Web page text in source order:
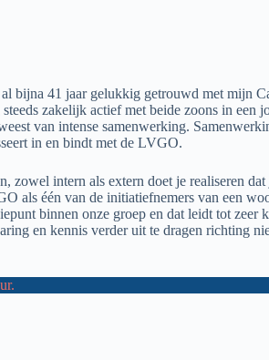
bijna 41 jaar gelukkig getrouwd met mijn
zakelijk actief met beide zoons in
van intense samenwerking.
in en bindt met de LVGO.
zowel intern als extern doet je realiseren
als één van de initiatiefnemers van een
binnen onze groep en dat leidt tot
en kennis verder uit te dragen richting